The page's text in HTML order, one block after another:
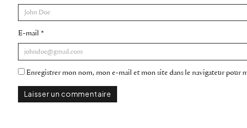
E-mail *
Enregistrer mon nom, mon e-mail et mon site dans le navigateur pour